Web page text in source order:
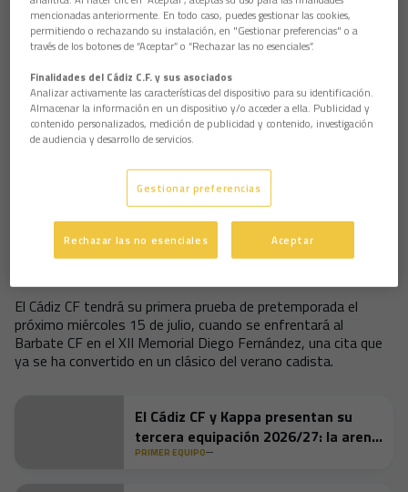
Efe Aghama, Borja Vázquez, Jerónimo Domina, Javier
Ontiveros, Kouamé, Víctor Aznar e Iuri Tabatadze.
incorporaciones cadistas. Beñat de Jesús, Kenan Toibidou,
Vladys Kopotun, Ibon Sánchez y Jokin Ezkieta ya se
encuentran integrados en la dinámica de la primera plantilla y
participaron con normalidad en este inicio de la preparación
Además, el técnico cadista contó con la presencia de varios
canteranos en este comienzo de pretemporada. Rubén
Domínguez, Rubén Rubio, Noah Obioma, Roberto Rosado,
Pablo Arana, Ismael Álvarez, Ngono, Álex Beltrán y Manu
Rivera formaron parte del grupo en la primera jornada de
El Cádiz CF tendrá su primera prueba de pretemporada el
próximo miércoles 15 de julio, cuando se enfrentará al
Barbate CF en el XII Memorial Diego Fernández, una cita que
ya se ha convertido en un clásico del verano cadista.
El Cádiz CF y Kappa presentan su
tercera equipación 2026/27: la arena
que nos forja
PRIMER EQUIPO
mencionadas anteriormente. En todo caso, puedes gestionar las cookies,
permitiendo o rechazando su instalación, en "Gestionar preferencias" o a
través de los botones de “Aceptar” o “Rechazar las no esenciales”.
Finalidades del Cádiz C.F. y sus asociados
Analizar activamente las características del dispositivo para su identificación.
Almacenar la información en un dispositivo y/o acceder a ella. Publicidad y
contenido personalizados, medición de publicidad y contenido, investigación
de audiencia y desarrollo de servicios.
Gestionar preferencias
Rechazar las no esenciales Aceptar